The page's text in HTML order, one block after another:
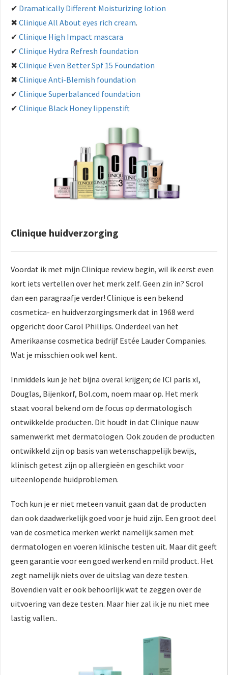
✔ Dramatically Different Moisturizing lotion
✖ Clinique All About eyes rich cream.
✔ Clinique High Impact mascara
✔ Clinique Hydra Refresh foundation
✖ Clinique Even Better Spf 15 Foundation
✖ Clinique Anti-Blemish foundation
✔ Clinique Superbalanced foundation
✔ Clinique Black Honey lippenstift
Clinique huidverzorging
Voordat ik met mijn Clinique review begin, wil ik eerst even
kort iets vertellen over het merk zelf. Geen zin in? Scrol
dan een paragraafje verder! Clinique is een bekend
cosmetica- en huidverzorgingsmerk dat in 1968 werd
opgericht door Carol Phillips. Onderdeel van het
Amerikaanse cosmetica bedrijf Estée Lauder Companies.
Wat je misschien ook wel kent.
Inmiddels kun je het bijna overal krijgen; de ICI paris xl,
Douglas, Bijenkorf, Bol.com, noem maar op. Het merk
staat vooral bekend om de focus op dermatologisch
ontwikkelde producten. Dit houdt in dat Clinique nauw
samenwerkt met dermatologen. Ook zouden de producten
ontwikkeld zijn op basis van wetenschappelijk bewijs,
klinisch getest zijn op allergieën en geschikt voor
uiteenlopende huidproblemen.
Toch kun je er niet meteen vanuit gaan dat de producten
dan ook daadwerkelijk goed voor je huid zijn. Een groot deel
van de cosmetica merken werkt namelijk samen met
dermatologen en voeren klinische testen uit. Maar dit geeft
geen garantie voor een goed werkend en mild product. Het
zegt namelijk niets over de uitslag van deze testen.
Bovendien valt er ook behoorlijk wat te zeggen over de
uitvoering van deze testen. Maar hier zal ik je nu niet mee
lastig vallen..